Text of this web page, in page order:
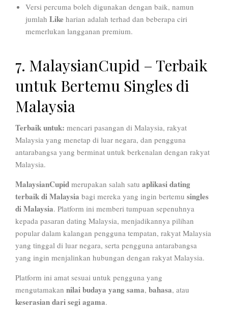
Versi percuma boleh digunakan dengan baik, namun
jumlah Like harian adalah terhad dan beberapa ciri
memerlukan langganan premium.
7. MalaysianCupid – Terbaik
untuk Bertemu Singles di
Malaysia
Terbaik untuk: mencari pasangan di Malaysia, rakyat
Malaysia yang menetap di luar negara, dan pengguna
antarabangsa yang berminat untuk berkenalan dengan rakyat
Malaysia.
MalaysianCupid merupakan salah satu aplikasi dating
terbaik di Malaysia bagi mereka yang ingin bertemu singles
di Malaysia. Platform ini memberi tumpuan sepenuhnya
kepada pasaran dating Malaysia, menjadikannya pilihan
popular dalam kalangan pengguna tempatan, rakyat Malaysia
yang tinggal di luar negara, serta pengguna antarabangsa
yang ingin menjalinkan hubungan dengan rakyat Malaysia.
Platform ini amat sesuai untuk pengguna yang
mengutamakan nilai budaya yang sama, bahasa, atau
keserasian dari segi agama.